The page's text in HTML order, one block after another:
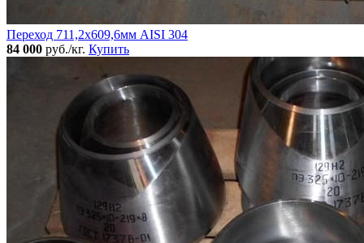
Переход 711,2х609,6мм AISI 304
84 000 руб./кг. Купить